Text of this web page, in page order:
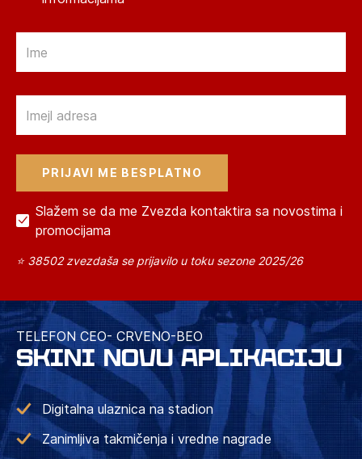
Slažem se da me Zvezda kontaktira sa novostima i
promocijama
⭐ 38502 zvezdaša se prijavilo u toku sezone 2025/26
TELEFON CEO- CRVENO-BEO
SKINI NOVU APLIKACIJU
Digitalna ulaznica na stadion
Zanimljiva takmičenja i vredne nagrade